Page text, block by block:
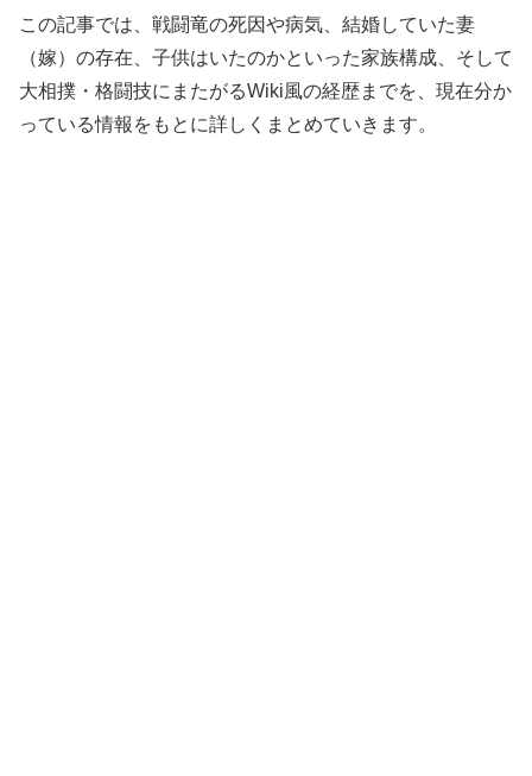
この記事では、戦闘竜の死因や病気、結婚していた妻
（嫁）の存在、子供はいたのかといった家族構成、そして
大相撲・格闘技にまたがるWiki風の経歴までを、現在分か
っている情報をもとに詳しくまとめていきます。